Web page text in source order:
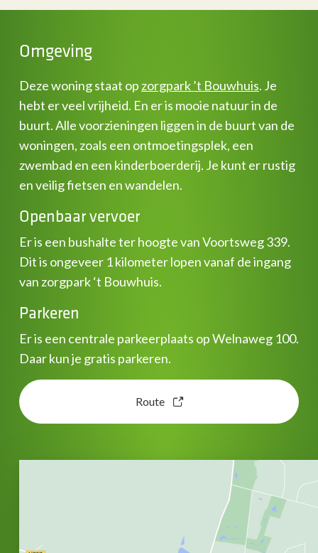
Omgeving
Deze woning staat op zorgpark ’t Bouwhuis. Je
hebt er veel vrijheid. En er is mooie natuur in de
buurt. Alle voorzieningen liggen in de buurt van de
woningen, zoals een ontmoetingsplek, een
zwembad en een kinderboerderij. Je kunt er rustig
en veilig fietsen en wandelen.
Openbaar vervoer
Er is een bushalte ter hoogte van Voortsweg 339.
Dit is ongeveer 1 kilometer lopen vanaf de ingang
van zorgpark ‘t Bouwhuis.
Parkeren
Er is een centrale parkeerplaats op Welnaweg 100.
Daar kun je gratis parkeren.
Route